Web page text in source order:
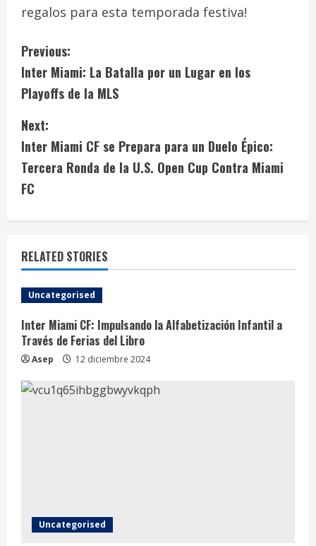
regalos para esta temporada festiva!
C
o
n
t
i
n
u
e
R
e
a
d
Previous:
Inter Miami: La Batalla por un Lugar en los
Playoffs de la MLS
Next:
Inter Miami CF se Prepara para un Duelo Épico:
Tercera Ronda de la U.S. Open Cup Contra Miami
FC
RELATED STORIES
Uncategorised
Inter Miami CF: Impulsando la Alfabetización Infantil a
Través de Ferias del Libro
Asep 12 diciembre 2024
Uncategorised